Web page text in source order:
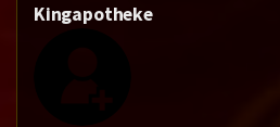
Kingapotheke